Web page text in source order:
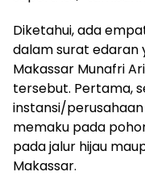
Diketahui, ada
dalam surat edaran
Makassar Munafri
tersebut. Pertama,
instansi/
memaku pada
pada jalur hijau
Makassar.